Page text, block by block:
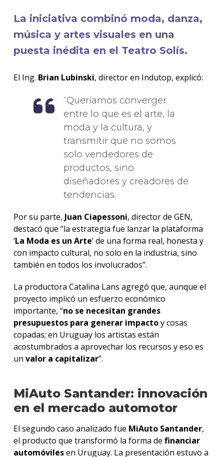
La iniciativa combinó moda, danza,
música y artes visuales en una
puesta inédita en el Teatro Solís.
El Ing. Brian Lubinski, director en Indutop, explicó:
Queríamos converger
entre lo que es el arte, la
moda y la cultura, y
transmitir que no somos
solo vendedores de
productos, sino
diseñadores y creadores de
tendencias.
Por su parte, Juan Ciapessoni, director de GEN,
destacó que “la estrategia fue lanzar la plataforma
‘La Moda es un Arte’ de una forma real, honesta y
con impacto cultural, no solo en la industria, sino
también en todos los involucrados”.
La productora Catalina Lans agregó que, aunque el
proyecto implicó un esfuerzo económico
importante, “no se necesitan grandes
presupuestos para generar impactoy cosas
copadas; en Uruguay los artistas están
acostumbrados a aprovechar los recursos y eso es
un valor a capitalizar”.
MiAuto Santander: innovación
en el mercado automotor
El segundo caso analizado fue MiAuto Santander,
el producto que transformó la forma de financiar
automóvilesen Uruguay. La presentación estuvo a